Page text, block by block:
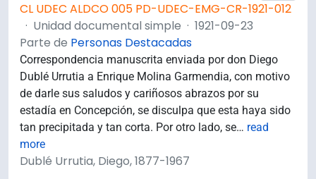
CL UDEC ALDCO 005 PD-UDEC-EMG-CR-1921-012
· Unidad documental simple · 1921-09-23
Parte de Personas Destacadas
Correspondencia manuscrita enviada por don Diego
Dublé Urrutia a Enrique Molina Garmendia, con motivo
de darle sus saludos y cariñosos abrazos por su
estadía en Concepción, se disculpa que esta haya sido
tan precipitada y tan corta. Por otro lado, se… read
more
Dublé Urrutia, Diego, 1877-1967